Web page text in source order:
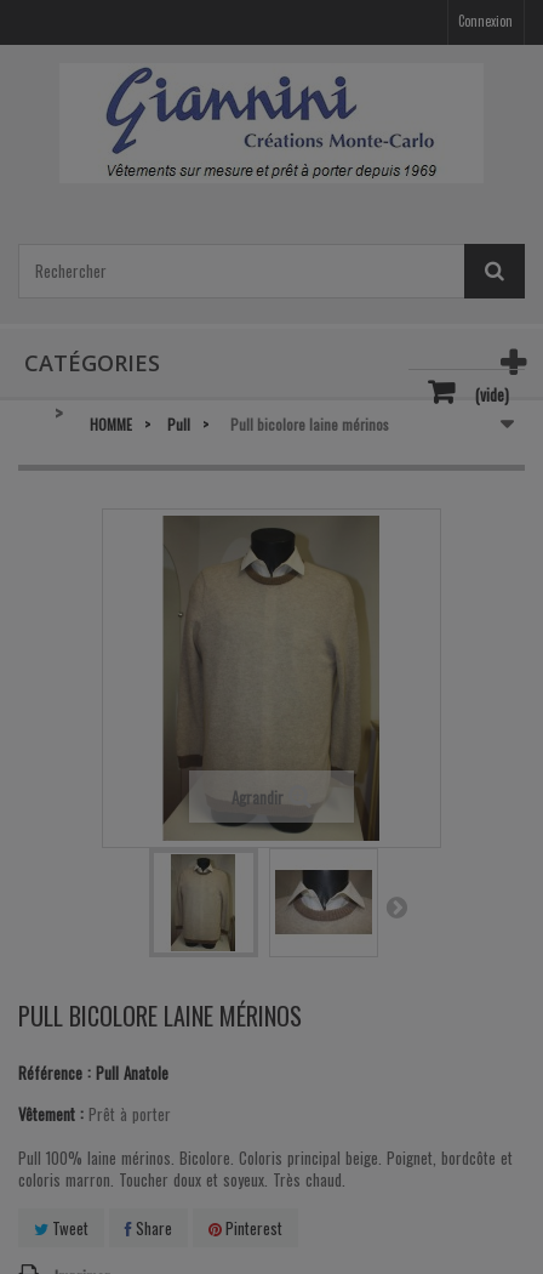
Connexion
CATÉGORIES
(vide)
HOMME Pull Pull bicolore laine mérinos
Agrandir
PULL BICOLORE LAINE MÉRINOS
Référence : Pull Anatole
Vêtement : Prêt à porter
Pull 100% laine mérinos. Bicolore. Coloris principal beige. Poignet, bordcôte et
coloris marron. Toucher doux et soyeux. Très chaud.
Tweet
Share
Pinterest